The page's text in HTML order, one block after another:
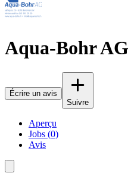
Aqua-Bohr AG
Écrire un avis
Suivre
Aperçu
Jobs (0)
Avis